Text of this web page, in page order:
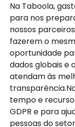
Na Taboola,
para nos
nossos
fazerem o
oportunidade
dados globais e
atendam às
tempo e
GDPR e para
pessoas do